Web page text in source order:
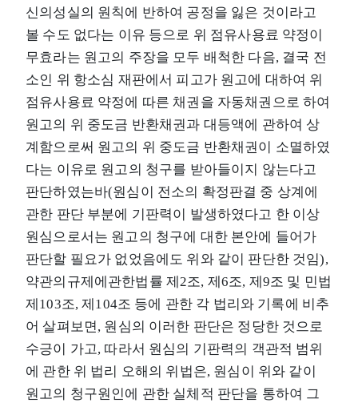
신의성실의 원칙에 반하여 공정을 잃은 것이라고
볼 수도 없다는 이유 등으로 위 점유사용료 약정이
무효라는 원고의 주장을 모두 배척한 다음, 결국 전
소인 위 항소심 재판에서 피고가 원고에 대하여 위
점유사용료 약정에 따른 채권을 자동채권으로 하여
원고의 위 중도금 반환채권과 대등액에 관하여 상
계함으로써 원고의 위 중도금 반환채권이 소멸하였
다는 이유로 원고의 청구를 받아들이지 않는다고
판단하였는바(원심이 전소의 확정판결 중 상계에
관한 판단 부분에 기판력이 발생하였다고 한 이상
원심으로서는 원고의 청구에 대한 본안에 들어가
판단할 필요가 없었음에도 위와 같이 판단한 것임),
약관의규제에관한법률 제2조, 제6조, 제9조 및 민법
제103조, 제104조 등에 관한 각 법리와 기록에 비추
어 살펴보면, 원심의 이러한 판단은 정당한 것으로
수긍이 가고, 따라서 원심의 기판력의 객관적 범위
에 관한 위 법리 오해의 위법은, 원심이 위와 같이
원고의 청구원인에 관한 실체적 판단을 통하여 그